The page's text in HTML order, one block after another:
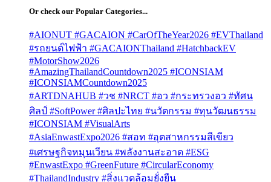
Or check our Popular Categories...
#AIONUT #GACAION #CarOfTheYear2026 #EVThailand
#รถยนต์ไฟฟ้า #GACAIONThailand #HatchbackEV
#MotorShow2026
#AmazingThailandCountdown2025 #ICONSIAM
#ICONSIAMCountdown2025
#ARTDNAHUB #วช #NRCT #อว #กระทรวงอว #ทัศน
ศิลป์ #SoftPower #ศิลปะไทย #นวัตกรรม #ทุนวัฒนธรรม
#ICONSIAM #VisualArts
#AsiaEnwastExpo2026 #สอท #อุตสาหกรรมสีเขียว
#เศรษฐกิจหมุนเวียน #พลังงานสะอาด #ESG
#EnwastExpo #GreenFuture #CircularEconomy
#ThailandIndustry #สิ่งแวดล้อมยั่งยืน